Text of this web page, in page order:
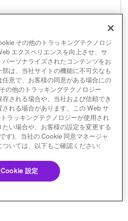
Privacy Policy
その他のトラッキングテクノロジ
エクスペリエンスを向上させ、サ
ーソナライズされたコンテンツをお
は、当社サイトの機能に不可欠なも
意で、お客様の同意がある場合にの
の他のトラッキングテクノロジー
される場合や、当社および信頼でき
れる場合があります。この Web サ
ラッキングテクノロジーが使用され
い場合や、お客様の設定を変更する
す)、当社の Cookie 同意マネージャ
いては、以下もご確認ください:
Cookie 設定